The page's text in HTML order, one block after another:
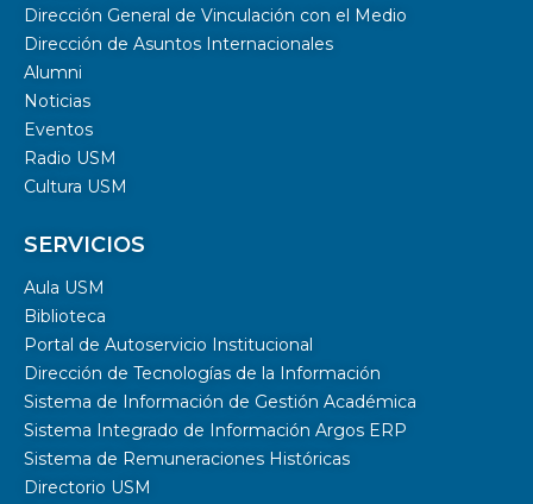
Dirección General de Vinculación con el Medio
Dirección de Asuntos Internacionales
Alumni
Noticias
Eventos
Radio USM
Cultura USM
SERVICIOS
Aula USM
Biblioteca
Portal de Autoservicio Institucional
Dirección de Tecnologías de la Información
Sistema de Información de Gestión Académica
Sistema Integrado de Información Argos ERP
Sistema de Remuneraciones Históricas
Directorio USM